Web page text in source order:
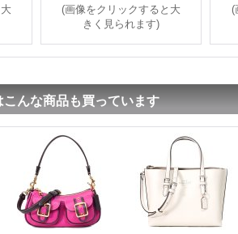
(画像をクリックすると大
きく見られます)
(
んな商品も買っています